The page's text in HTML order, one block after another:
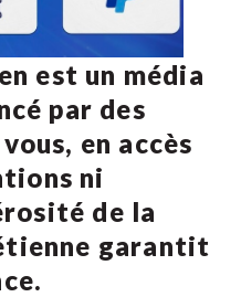
est un média
par des
en accès
ni
de la
garantit